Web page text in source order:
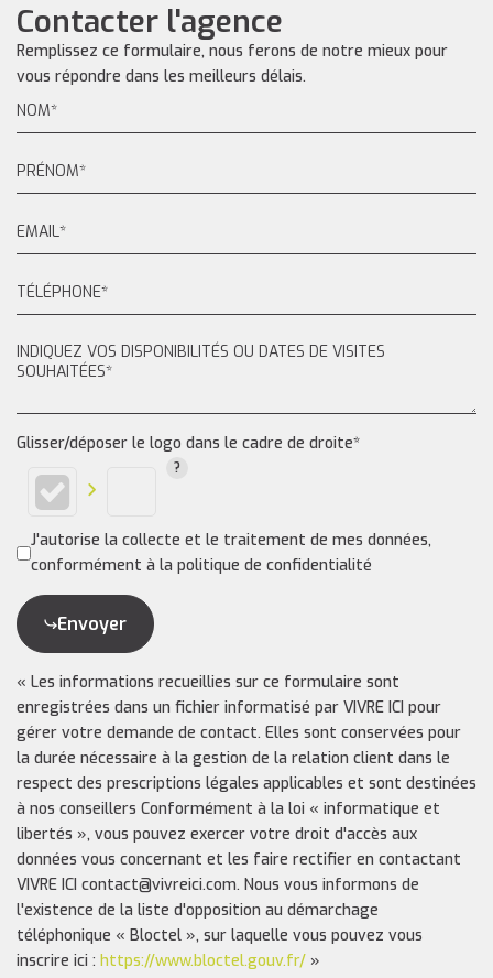
Contacter l'agence
Remplissez ce formulaire, nous ferons de notre mieux pour
vous répondre dans les meilleurs délais.
Glisser/déposer le logo dans le cadre de droite*
J'autorise la collecte et le traitement de mes données,
conformément à la politique de confidentialité
Envoyer
« Les informations recueillies sur ce formulaire sont
enregistrées dans un fichier informatisé par VIVRE ICI pour
gérer votre demande de contact. Elles sont conservées pour
la durée nécessaire à la gestion de la relation client dans le
respect des prescriptions légales applicables et sont destinées
à nos conseillers Conformément à la loi « informatique et
libertés », vous pouvez exercer votre droit d'accès aux
données vous concernant et les faire rectifier en contactant
VIVRE ICI contact@vivreici.com. Nous vous informons de
l'existence de la liste d'opposition au démarchage
téléphonique « Bloctel », sur laquelle vous pouvez vous
inscrire ici : https://www.bloctel.gouv.fr/ »